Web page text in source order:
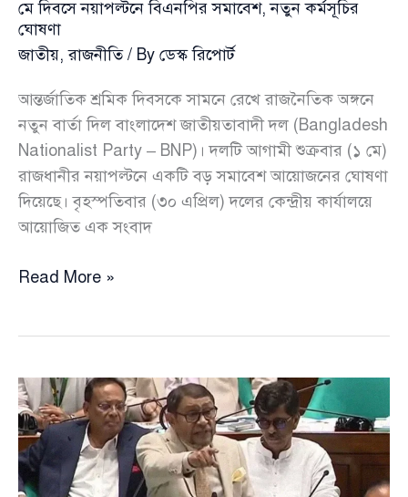
মে দিবসে নয়াপল্টনে বিএনপির সমাবেশ, নতুন কর্মসূচির
ঘোষণা
জাতীয়,রাজনীতি/ By ডেস্ক রিপোর্ট
আন্তর্জাতিক শ্রমিক দিবসকে সামনে রেখে রাজনৈতিক অঙ্গনে
নতুন বার্তা দিল বাংলাদেশ জাতীয়তাবাদী দল (Bangladesh
Nationalist Party – BNP)। দলটি আগামী শুক্রবার (১ মে)
রাজধানীর নয়াপল্টনে একটি বড় সমাবেশ আয়োজনের ঘোষণা
দিয়েছে। বৃহস্পতিবার (৩০ এপ্রিল) দলের কেন্দ্রীয় কার্যালয়ে
আয়োজিত এক সংবাদ
মে
সমাবেশ,
নতুন
কর্মসূচির
ঘোষণা
Read More »